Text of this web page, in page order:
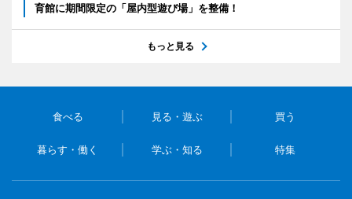
育館に期間限定の「屋内型遊び場」を整備！
もっと見る
食べる 見る・遊ぶ 買う
暮らす・働く 学ぶ・知る 特集